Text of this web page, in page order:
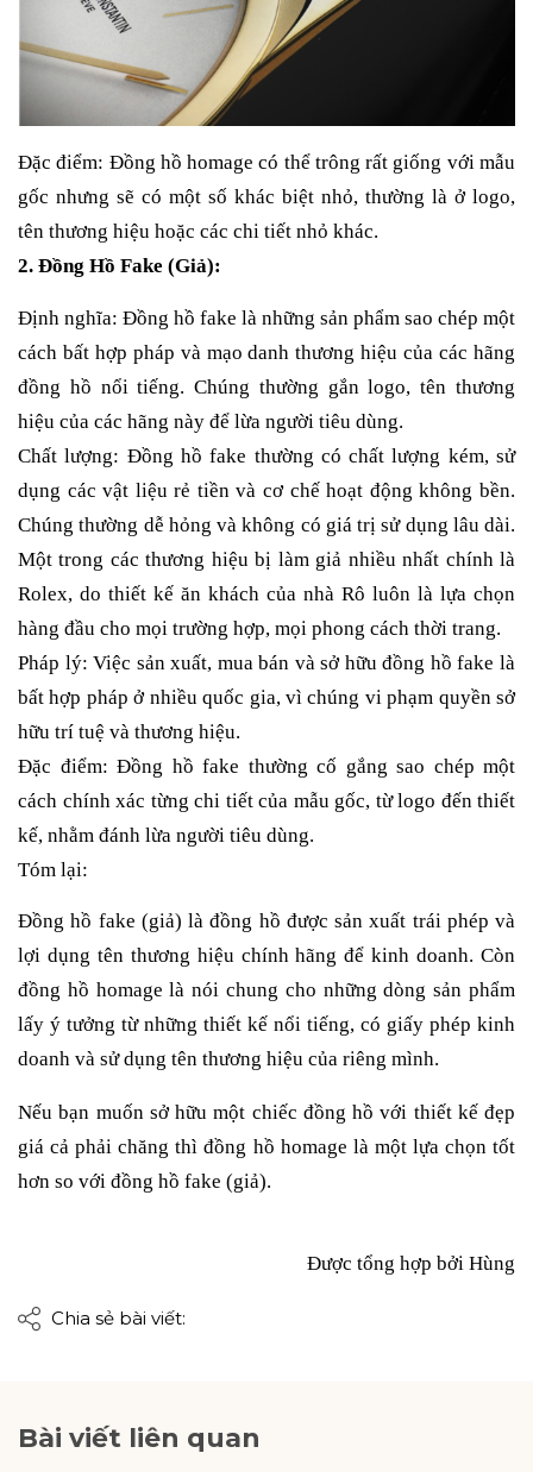
Đặc điểm: Đồng hồ homage có thể trông rất giống với mẫu
gốc nhưng sẽ có một số khác biệt nhỏ, thường là ở logo,
tên thương hiệu hoặc các chi tiết nhỏ khác.
2. Đồng Hồ Fake (Giả):
Định nghĩa: Đồng hồ fake là những sản phẩm sao chép một
cách bất hợp pháp và mạo danh thương hiệu của các hãng
đồng hồ nổi tiếng. Chúng thường gắn logo, tên thương
hiệu của các hãng này để lừa người tiêu dùng.
Chất lượng: Đồng hồ fake thường có chất lượng kém, sử
dụng các vật liệu rẻ tiền và cơ chế hoạt động không bền.
Chúng thường dễ hỏng và không có giá trị sử dụng lâu dài.
Một trong các thương hiệu bị làm giả nhiều nhất chính là
Rolex, do thiết kế ăn khách của nhà Rô luôn là lựa chọn
hàng đầu cho mọi trường hợp, mọi phong cách thời trang.
Pháp lý: Việc sản xuất, mua bán và sở hữu đồng hồ fake là
bất hợp pháp ở nhiều quốc gia, vì chúng vi phạm quyền sở
hữu trí tuệ và thương hiệu.
Đặc điểm: Đồng hồ fake thường cố gắng sao chép một
cách chính xác từng chi tiết của mẫu gốc, từ logo đến thiết
kế, nhằm đánh lừa người tiêu dùng.
Tóm lại:
Đồng hồ fake (giả) là đồng hồ được sản xuất trái phép và
lợi dụng tên thương hiệu chính hãng để kinh doanh. Còn
đồng hồ homage là nói chung cho những dòng sản phẩm
lấy ý tưởng từ những thiết kế nổi tiếng, có giấy phép kinh
doanh và sử dụng tên thương hiệu của riêng mình.
Nếu bạn muốn sở hữu một chiếc đồng hồ với thiết kế đẹp
giá cả phải chăng thì đồng hồ homage là một lựa chọn tốt
hơn so với đồng hồ fake (giả).
Được tổng hợp bởi Hùng
Chia sẻ bài viết:
Bài viết liên quan